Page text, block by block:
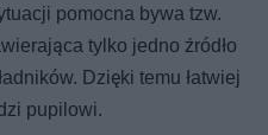
pomocna bywa tzw.
tylko jedno źródło
Dzięki temu łatwiej
pupilowi.